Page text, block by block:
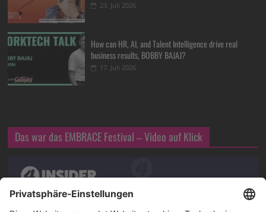
23. Juli 2026
How can HR, AI, and Talent Intelligence drive real
business results, BOBBY BAJAJ?
17. Juli 2026
Das war das EMBRACE Festival – Video auf Klick